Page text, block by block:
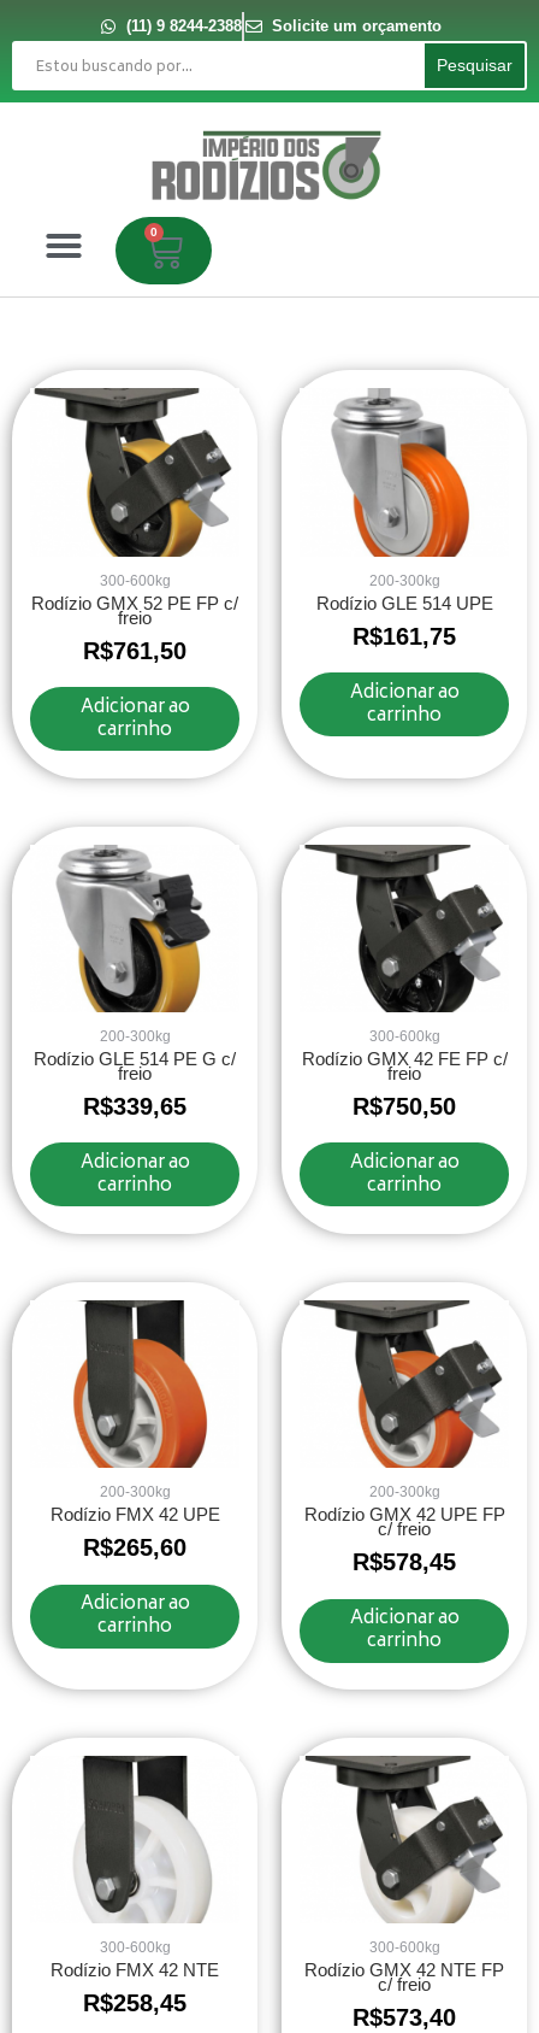
conteúdo
(11) 9 8244-2388
Solicite um orçamento
Pesquisar
Pesquisar
0
Carrinho
300-600kg
Rodízio GMX 52 PE FP c/
freio
R$761,50
Adicionar ao
carrinho
200-300kg
Rodízio GLE 514 UPE
R$161,75
Adicionar ao
carrinho
200-300kg
Rodízio GLE 514 PE G c/
freio
R$339,65
Adicionar ao
carrinho
300-600kg
Rodízio GMX 42 FE FP c/
freio
R$750,50
Adicionar ao
carrinho
200-300kg
Rodízio FMX 42 UPE
R$265,60
Adicionar ao
carrinho
200-300kg
Rodízio GMX 42 UPE FP
c/ freio
R$578,45
Adicionar ao
carrinho
300-600kg
Rodízio FMX 42 NTE
R$258,45
300-600kg
Rodízio GMX 42 NTE FP
c/ freio
R$573,40